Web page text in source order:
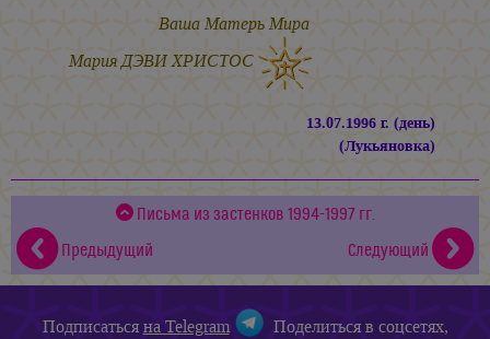
Ваша Матерь Мира
Мария ДЭВИ ХРИСТОС
13.07.1996 г. (день)
(Лукьяновка)
Письма из застенков 1994-1997 гг.
Предыдущий
Следующий
Подписатьсяна Telegram
Поделиться в соцсетях,